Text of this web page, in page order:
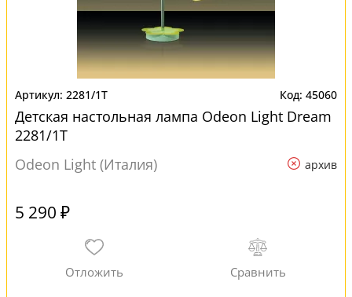
2281/1T 45060
Детская настольная лампа Odeon Light Dream
2281/1T
Odeon Light (Италия)
архив
5 290 ₽